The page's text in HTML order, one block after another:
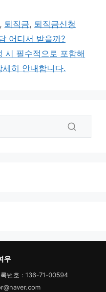
, 퇴직금, 퇴직금신청
어디서 받을까?
시 필수적으로 포함해
히 안내합니다.
우
번호 : 136-71-00594